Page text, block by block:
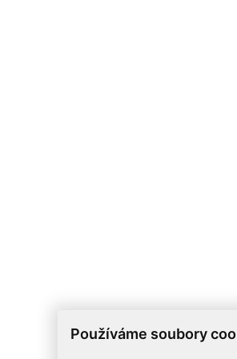
Používáme soubory